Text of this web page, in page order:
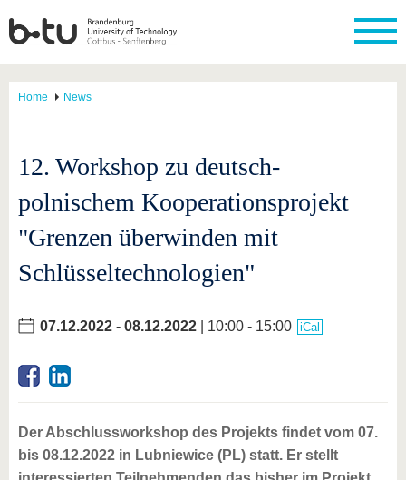
Home News
12. Workshop zu deutsch-
polnischem Kooperationsprojekt
"Grenzen überwinden mit
Schlüsseltechnologien"
07.12.2022 - 08.12.2022 | 10:00 - 15:00 iCal
Der Abschlussworkshop des Projekts findet vom 07.
bis 08.12.2022 in Lubniewice (PL) statt. Er stellt